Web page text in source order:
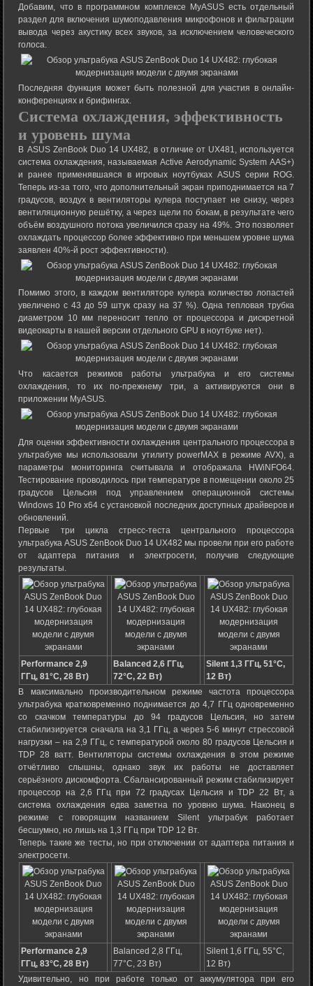
Добавим, что в программном комплексе MyASUS есть отдельный
раздел для включения шумоподавления микрофонов и фильтрации
вывода через акустику всех звуков, за исключением человеческого
голоса.
Последняя функция может быть полезной для участия в онлайн-
конференциях и брифингах.
Система охлаждения, эффективность
и уровень шума
В ASUS ZenBook Duo 14 UX482, в отличие от UX481, используется
система охлаждения, называемая Active Aerodynamic System AAS+)
и ранее применявшаяся в игровых ноутбуках ASUS серии ROG.
Теперь из-за того, что дополнительный экран приподнимается на 7
градусов, воздух в вентиляторы кулера поступает не снизу, через
вентиляционную решётку, а через щели по бокам, в результате чего
объём воздушного потока увеличился сразу на 49%. Это позволяет
охлаждать процессор более эффективно при меньшем уровне шума
заявлен 40%-й рост эффективности).
Помимо этого, в каждом вентиляторе кулера количество лопастей
увеличено с 43 до 59 штук сразу на 37 %). Одна тепловая трубка
диаметром 10 мм переносит тепло от процессора и дискретной
видеокарты в нашей версии отдельного GPU в ноутбуке нет).
Что касается режимов работы ультрабука и его системы
охлаждения, то их по-прежнему три, а активируются они в
приложении MyASUS.
Для оценки эффективности охлаждения центрального процессора в
ультрабуке мы использовали утилиту powerMAX в режиме AVX), а
параметры мониторинга считывала и отображала HWiNFO64.
Тестирование проводилось при температуре в помещении около 25
градусов Цельсия под управлением операционной системы
Windows 10 Pro x64 с установкой последних доступных драйверов и
обновлений.
Первые три цикла стресс-теста центрального процессора
ультрабука ASUS ZenBook Duo 14 UX482 мы провели при его работе
от адаптера питания и электросети, получив следующие
результаты.
Performance 2,9
ГГц, 81°C, 28 Вт)
Balanced 2,6 ГГц,
72°C, 22 Вт)
Silent 1,3 ГГц, 51°C,
12 Вт)
В максимально производительном режиме частота процессора
ультрабука кратковременно поднимается до 4,7 ГГц одновременно
со скачком температуры до 94 градусов Цельсия, но затем
стабилизируется сначала на 3,1 ГГц, а через 5-6 минут стрессовой
нагрузки – на 2,9 ГГц, с температурой около 80 градусов Цельсия и
TDP 28 ватт. Вентиляторы системы охлаждения в этом режиме
отчётливо слышны, однако звук их работы не доставляет
серьёзного дискомфорта. Сбалансированный режим стабилизирует
процессор на 2,6 ГГц при 72 градусах Цельсия и TDP 22 Вт, а
система охлаждения едва заметна по уровню шума. Наконец в
режиме с говорящим названием Silent ультрабук работает
бесшумно, но лишь на 1,3 ГГц при TDP 12 Вт.
Теперь такие же тесты, но при отключении от адаптера питания и
электросети.
Performance 2,9
ГГц, 83°C, 28 Вт)
Balanced 2,8 ГГц,
77°C, 23 Вт)
Silent 1,6 ГГц, 55°C,
12 Вт)
Удивительно, но при работе только от аккумулятора при его